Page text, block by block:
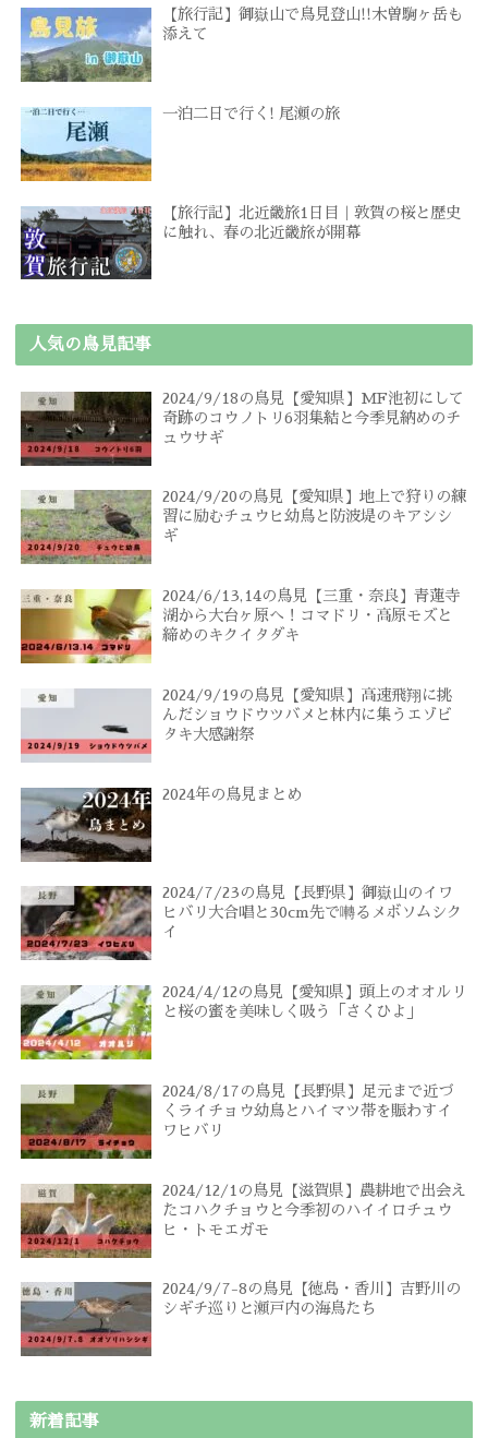
【旅行記】御嶽山で鳥見登山!!木曽駒ヶ岳も
添えて
一泊二日で行く! 尾瀬の旅
【旅行記】北近畿旅1日目｜敦賀の桜と歴史
に触れ、春の北近畿旅が開幕
人気の鳥見記事
2024/9/18の鳥見【愛知県】MF池初にして
奇跡のコウノトリ6羽集結と今季見納めのチ
ュウサギ
2024/9/20の鳥見【愛知県】地上で狩りの練
習に励むチュウヒ幼鳥と防波堤のキアシシ
ギ
2024/6/13,14の鳥見【三重・奈良】青蓮寺
湖から大台ヶ原へ！コマドリ・高原モズと
締めのキクイタダキ
2024/9/19の鳥見【愛知県】高速飛翔に挑
んだショウドウツバメと林内に集うエゾビ
タキ大感謝祭
2024年の鳥見まとめ
2024/7/23の鳥見【長野県】御嶽山のイワ
ヒバリ大合唱と30cm先で囀るメボソムシク
イ
2024/4/12の鳥見【愛知県】頭上のオオルリ
と桜の蜜を美味しく吸う「さくひよ」
2024/8/17の鳥見【長野県】足元まで近づ
くライチョウ幼鳥とハイマツ帯を賑わすイ
ワヒバリ
2024/12/1の鳥見【滋賀県】農耕地で出会え
たコハクチョウと今季初のハイイロチュウ
ヒ・トモエガモ
2024/9/7-8の鳥見【徳島・香川】吉野川の
シギチ巡りと瀬戸内の海鳥たち
新着記事